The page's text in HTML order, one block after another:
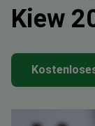
Kiew